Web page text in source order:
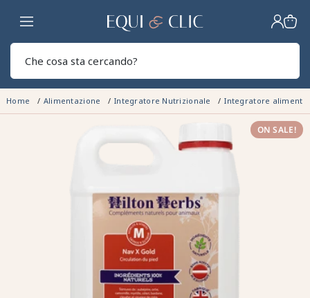
Casa
Home Alimentazione Integratore Nutrizionale Integratore
ON SALE!